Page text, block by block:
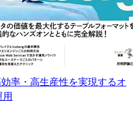
率・高生産性を実現するオ
用